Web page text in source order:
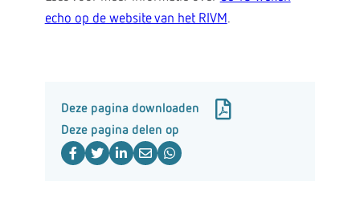
echo op de website van het RIVM.
Deze pagina downloaden
Deze pagina delen op